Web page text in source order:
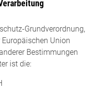
Grundverordnung,
Union
Bestimmungen
ist die: